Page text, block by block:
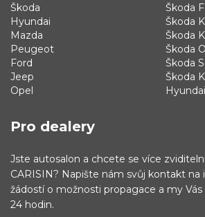
Škoda
Hyundai
Mazda
Peugeot
Ford
Jeep
Opel
Škoda
Škoda
Škoda
Škoda
Škoda
Škoda
Pro dealery
Jste autosalon a chcete se více
CARISIN? Napište nám svůj kontakt na
žádostí o možnosti propagace a my
24 hodin.